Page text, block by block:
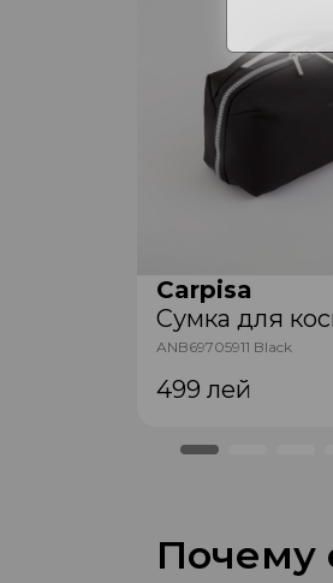
Carpisa
Сумка для
ANB69705911 Black
499 лей
Почему